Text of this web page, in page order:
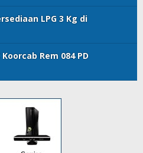
LPG 3 Kg di
Rem 084 PD